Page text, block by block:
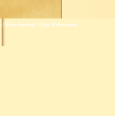
| Reise buchen| Über Reiseoasen